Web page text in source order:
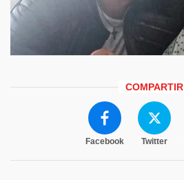
COMPARTIR
Facebook Twitter